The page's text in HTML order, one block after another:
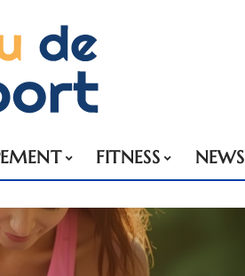
FITNESS NEWS